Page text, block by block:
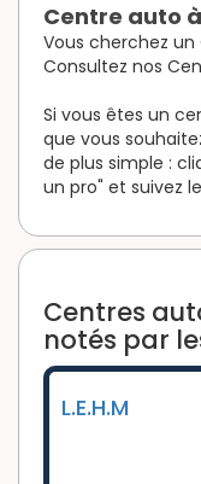
Centre auto
Vous cherchez
Consultez nos
Si vous êtes un
que vous
de plus simple :
un pro" et suivez
Centres
notés par
L.E.H.M